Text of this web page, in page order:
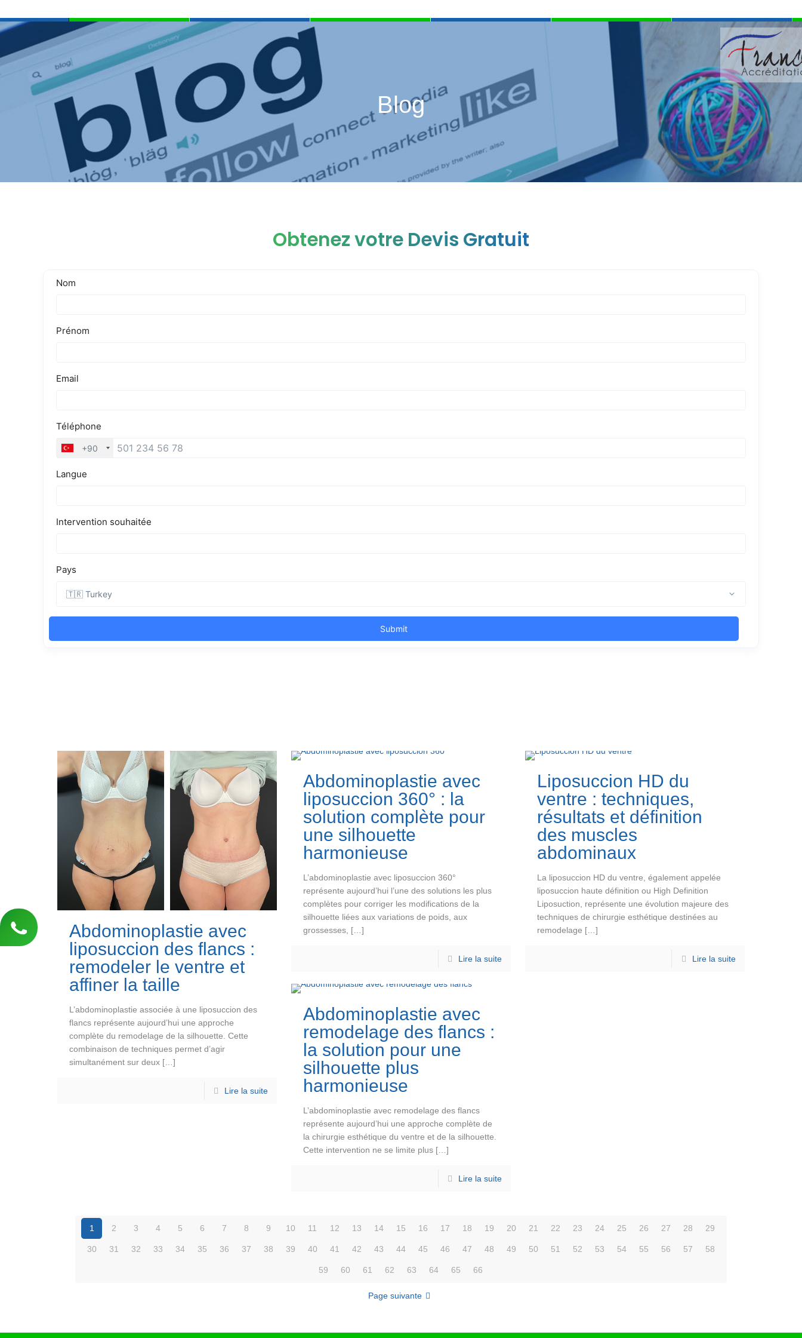
Blog
Obtenez votre Devis Gratuit
Abdominoplastie avec
liposuccion des flancs :
remodeler le ventre et
affiner la taille
L’abdominoplastie associée à une liposuccion des
flancs représente aujourd’hui une approche
complète du remodelage de la silhouette. Cette
combinaison de techniques permet d’agir
simultanément sur deux[…]
Lire la suite
Abdominoplastie avec
liposuccion 360° : la
solution complète pour
une silhouette
harmonieuse
L’abdominoplastie avec liposuccion 360°
représente aujourd’hui l’une des solutions les plus
complètes pour corriger les modifications de la
silhouette liées aux variations de poids, aux
grossesses, […]
Lire la suite
Liposuccion HD du
ventre : techniques,
résultats et définition
des muscles
abdominaux
La liposuccion HD du ventre, également appelée
liposuccion haute définition ou High Definition
Liposuction, représente une évolution majeure des
techniques de chirurgie esthétique destinées au
remodelage […]
Lire la suite
Abdominoplastie avec
remodelage des flancs :
la solution pour une
silhouette plus
harmonieuse
L’abdominoplastie avec remodelage des flancs
représente aujourd’hui une approche complète de
la chirurgie esthétique du ventre et de la silhouette.
Cette intervention ne se limite plus[…]
Lire la suite
1 2 3 4 5 6 7 8 9 10 11 12 13 14 15 16 17 18 19 20 21 22 23 24 25 26 27 28 29
30 31 32 33 34 35 36 37 38 39 40 41 42 43 44 45 46 47 48 49 50 51 52 53 54 55 56 57 58
59 60 61 62 63 64 65 66
Page suivante